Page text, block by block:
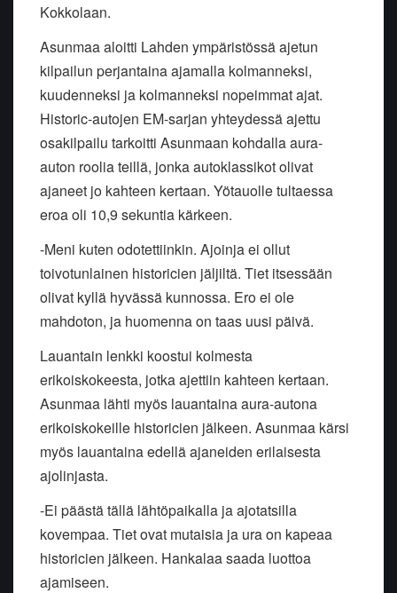
Kokkolaan.
Asunmaa aloitti Lahden ympäristössä ajetun
kilpailun perjantaina ajamalla kolmanneksi,
kuudenneksi ja kolmanneksi nopeimmat ajat.
Historic-autojen EM-sarjan yhteydessä ajettu
osakilpailu tarkoitti Asunmaan kohdalla aura-
auton roolia teillä, jonka autoklassikot olivat
ajaneet jo kahteen kertaan. Yötauolle tultaessa
eroa oli 10,9 sekuntia kärkeen.
-Meni kuten odotettiinkin. Ajoinja ei ollut
toivotunlainen historicien jäljiltä. Tiet itsessään
olivat kyllä hyvässä kunnossa. Ero ei ole
mahdoton, ja huomenna on taas uusi päivä.
Lauantain lenkki koostui kolmesta
erikoiskokeesta, jotka ajettiin kahteen kertaan.
Asunmaa lähti myös lauantaina aura-autona
erikoiskokeille historicien jälkeen. Asunmaa kärsi
myös lauantaina edellä ajaneiden erilaisesta
ajolinjasta.
-Ei päästä tällä lähtöpaikalla ja ajotatsilla
kovempaa. Tiet ovat mutaisia ja ura on kapeaa
historicien jälkeen. Hankalaa saada luottoa
ajamiseen.